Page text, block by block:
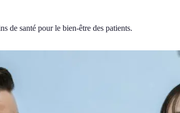
de santé pour le bien-être des patients.